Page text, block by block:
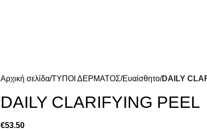
Αρχική σελίδα ΤΥΠΟΙ ΔΕΡΜΑΤΟΣ Ευαίσθητο DAILY
DAILY CLARIFYING PEEL
€53.50